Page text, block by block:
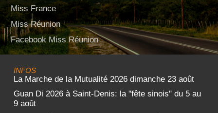
Miss France
Miss Réunion
Facebook Miss Réunion
INFOS
La Marche de la Mutualité 2026 dimanche 23 août
Guan Di 2026 à Saint-Denis: la "fête sinois" du 5 au
9 août